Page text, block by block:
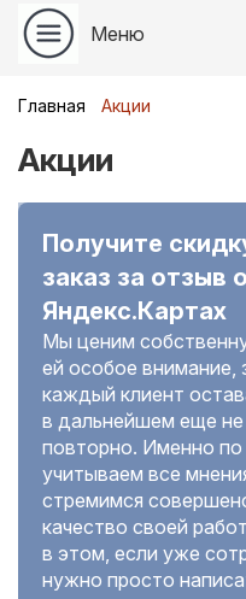
Меню
Главная Акции
Акции
Получите
заказ за отзыв
Яндекс.Картах
Мы ценим
ей особое внимание,
каждый клиент
в дальнейшем еще
повторно. Именно
учитываем все
стремимся
качество своей
в этом, если уже
нужно просто